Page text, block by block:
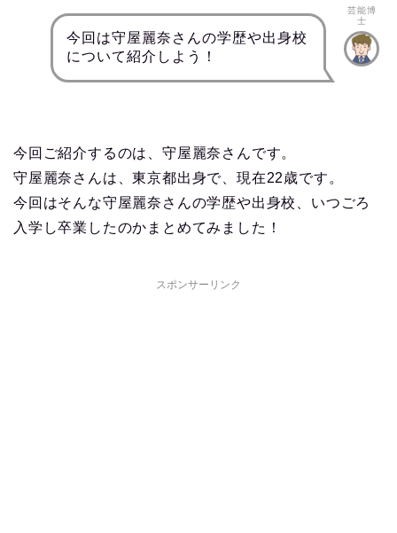
今回は守屋麗奈さんの学歴や出身校
について紹介しよう！
芸能博
士
今回ご紹介するのは、守屋麗奈さんです。
守屋麗奈さんは、東京都出身で、現在22歳です。
今回はそんな守屋麗奈さんの学歴や出身校、いつごろ
入学し卒業したのかまとめてみました！
スポンサーリンク